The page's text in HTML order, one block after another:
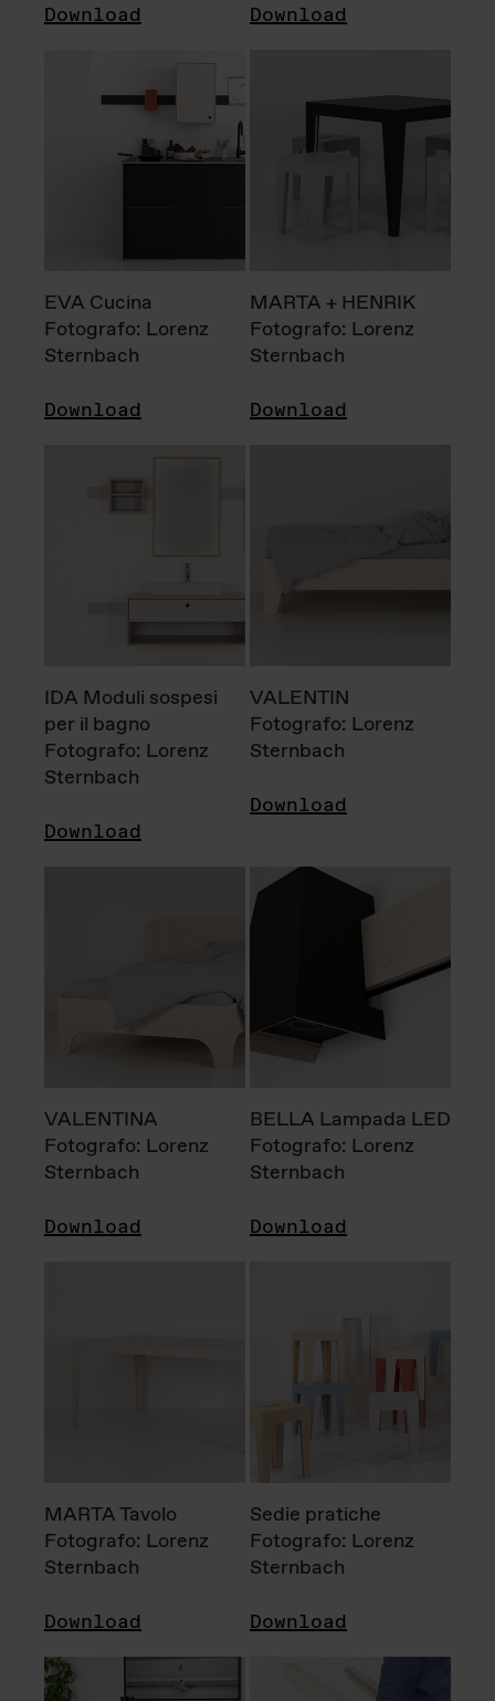
Download Download
EVA Cucina
Fotografo: Lorenz
Sternbach
Download
MARTA + HENRIK
Fotografo: Lorenz
Sternbach
Download
IDA Moduli sospesi
per il bagno
Fotografo: Lorenz
Sternbach
Download
VALENTIN
Fotografo: Lorenz
Sternbach
Download
VALENTINA
Fotografo: Lorenz
Sternbach
Download
BELLA Lampada LED
Fotografo: Lorenz
Sternbach
Download
MARTA Tavolo
Fotografo: Lorenz
Sternbach
Download
Sedie pratiche
Fotografo: Lorenz
Sternbach
Download